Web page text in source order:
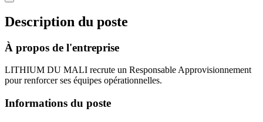
Description du poste
À propos de l'entreprise
LITHIUM DU MALI recrute un Responsable Approvisionnement
pour renforcer ses équipes opérationnelles.
Informations du poste